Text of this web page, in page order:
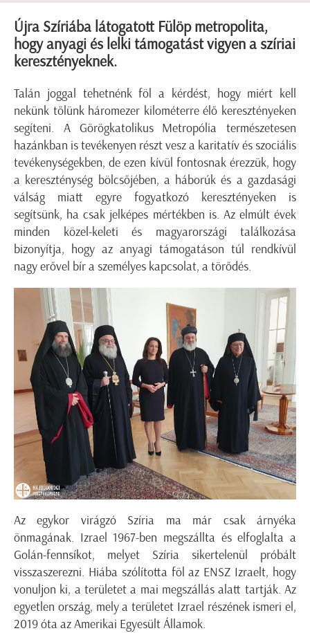
Újra Szíriába látogatott Fülöp metropolita,
hogy anyagi és lelki támogatást vigyen a szíriai
keresztényeknek.
Talán joggal tehetnénk föl a kérdést, hogy miért kell
nekünk tőlünk háromezer kilométerre élő keresztényeken
segíteni. A Görögkatolikus Metropólia természetesen
hazánkban is tevékenyen részt vesz a karitatív és szociális
tevékenységekben, de ezen kívül fontosnak érezzük, hogy
a kereszténység bölcsőjében, a háborúk és a gazdasági
válság miatt egyre fogyatkozó keresztényeken is
segítsünk, ha csak jelképes mértékben is. Az elmúlt évek
minden közel-keleti és magyarországi találkozása
bizonyítja, hogy az anyagi támogatáson túl rendkívül
nagy erővel bír a személyes kapcsolat, a törődés.
Az egykor virágzó Szíria ma már csak árnyéka
önmagának. Izrael 1967-ben megszállta és elfoglalta a
Golán-fennsíkot, melyet Szíria sikertelenül próbált
visszaszerezni. Hiába szólította föl az ENSZ Izraelt, hogy
vonuljon ki, a területet a mai megszállás alatt tartják. Az
egyetlen ország, mely a területet Izrael részének ismeri el,
2019 óta az Amerikai Egyesült Államok.